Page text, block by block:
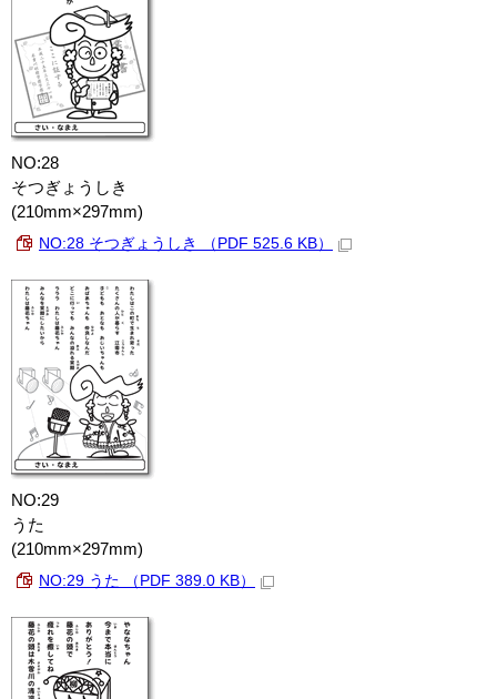
NO:28
そつぎょうしき
(210mm×297mm)
NO:28 そつぎょうしき （PDF 525.6 KB）
NO:29
うた
(210mm×297mm)
NO:29 うた （PDF 389.0 KB）